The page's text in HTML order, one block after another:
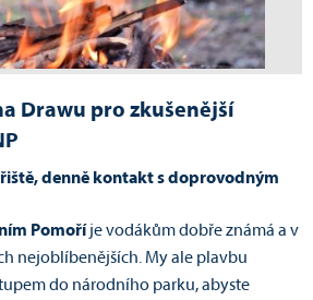
Drawu pro zkušenější
denně kontakt s doprovodným
Pomoří je vodákům dobře známá a v
nejoblíbenějších. My ale plavbu
do národního parku, abyste